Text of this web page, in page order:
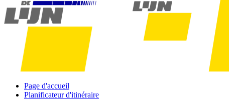
Page d'accueil
Planificateur d'itinéraire